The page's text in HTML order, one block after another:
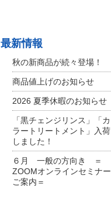
最新情報
秋の新商品が続々登場！
商品値上げのお知らせ
2026 夏季休暇のお知らせ
「黒チェンジリンス」「カ
ラートリートメント」入荷
しました！
６月 一般の方向き ＝
ZOOMオンラインセミナー
ご案内＝